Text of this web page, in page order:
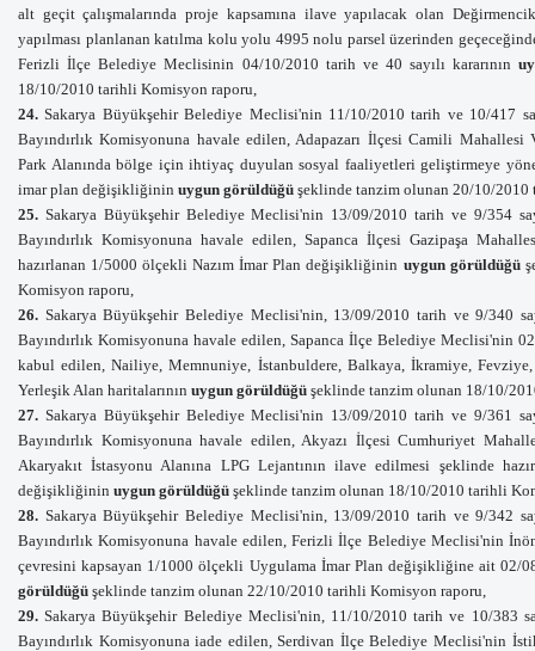
alt geçit çalışmalarında proje kapsamına ilave yapılacak olan
yapılması planlanan katılma kolu yolu 4995 nolu parsel üzerinden
Ferizli İlçe Belediye Meclisinin 04/10/2010 tarih ve 40 sayılı kararının
18/10/2010 tarihli Komisyon raporu,
24.Sakarya Büyükşehir Belediye Meclisi'nin 11/10/2010 tarih ve 10/417
Bayındırlık Komisyonuna havaleedilen, Adapazarı İlçesi Camili Mahallesi
Park Alanında bölge için ihtiyaç duyulan sosyal faaliyetleri geliştirmeye
imar plan değişikliğinin uygun görüldüğü şeklinde tanzim olunan 20/10/
25. Sakarya Büyükşehir Belediye Meclisi'nin 13/09/2010 tarih ve 9/354
Bayındırlık Komisyonuna havaleedilen, Sapanca İlçesi Gazipaşa
hazırlanan 1/5000 ölçekli Nazım İmar Plan değişikliğinin uygun görüldüğü
Komisyon raporu,
26. Sakarya Büyükşehir Belediye Meclisi'nin, 13/09/2010 tarih ve 9/340
Bayındırlık Komisyonuna havale edilen, Sapanca İlçe Belediye Meclisi'nin
kabul edilen, Nailiye, Memnuniye, İstanbuldere, Balkaya, İkramiye,
Yerleşik Alan haritalarının uygun görüldüğü şeklinde tanzim olunan 18/10/
27. Sakarya Büyükşehir Belediye Meclisi'nin 13/09/2010 tarih ve 9/361
Bayındırlık Komisyonuna havale edilen, Akyazı İlçesi Cumhuriyet
Akaryakıt İstasyonu Alanına LPG Lejantının ilave edilmesi şeklinde
değişikliğinin uygun görüldüğü şeklinde tanzim olunan 18/10/2010 tarihli
28. Sakarya Büyükşehir Belediye Meclisi'nin, 13/09/2010 tarih ve 9/342
Bayındırlık Komisyonuna havale edilen, Ferizli İlçe Belediye Meclisi'nin
çevresini kapsayan 1/1000 ölçekli Uygulama İmar Plan değişikliğine ait 02/
görüldüğü şeklinde tanzim olunan 22/10/2010 tarihli Komisyon raporu,
29.Sakarya Büyükşehir Belediye Meclisi'nin, 11/10/2010 tarih ve 10/383
Bayındırlık Komisyonuna iade edilen,Serdivan İlçe Belediye Meclisi'nin